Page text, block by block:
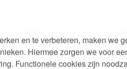
en te verbeteren, maken we
Hiermee zorgen we voor
Functionele cookies zijn
€ 103,